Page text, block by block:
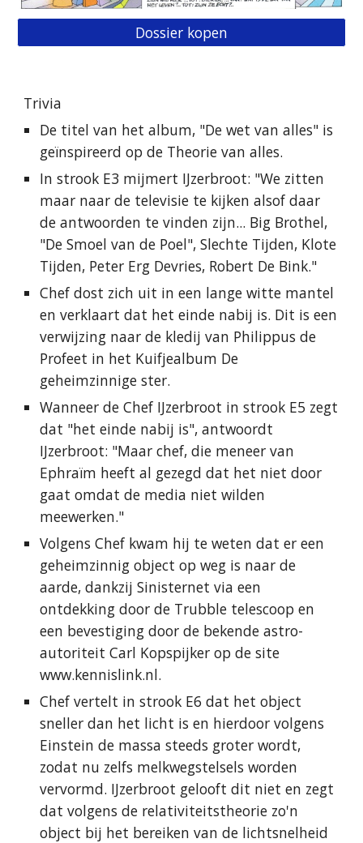
Dossier kopen
Trivia
De titel van het album, "De wet van alles" is
geïnspireerd op de Theorie van alles.
In strook E3 mijmert IJzerbroot: "We zitten
maar naar de televisie te kijken alsof daar
de antwoorden te vinden zijn... Big Brothel,
"De Smoel van de Poel", Slechte Tijden, Klote
Tijden, Peter Erg Devries, Robert De Bink."
Chef dost zich uit in een lange witte mantel
en verklaart dat het einde nabij is. Dit is een
verwijzing naar de kledij van Philippus de
Profeet in het Kuifjealbum De
geheimzinnige ster.
Wanneer de Chef IJzerbroot in strook E5 zegt
dat "het einde nabij is", antwoordt
IJzerbroot: "Maar chef, die meneer van
Ephraïm heeft al gezegd dat het niet door
gaat omdat de media niet wilden
meewerken."
Volgens Chef kwam hij te weten dat er een
geheimzinnig object op weg is naar de
aarde, dankzij Sinisternet via een
ontdekking door de Trubble telescoop en
een bevestiging door de bekende astro-
autoriteit Carl Kopspijker op de site
www.kennislink.nl.
Chef vertelt in strook E6 dat het object
sneller dan het licht is en hierdoor volgens
Einstein de massa steeds groter wordt,
zodat nu zelfs melkwegstelsels worden
vervormd. IJzerbroot gelooft dit niet en zegt
dat volgens de relativiteitstheorie zo'n
object bij het bereiken van de lichtsnelheid